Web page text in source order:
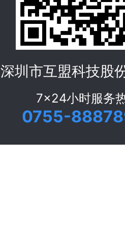
深圳市互盟科技股
7x24小时服务
0755-